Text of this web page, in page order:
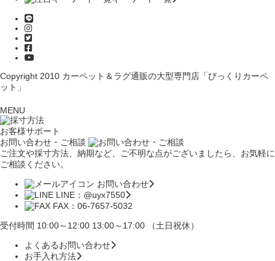
Copyright 2010 カーペット＆ラグ通販の大型専門店「びっくりカーペ
ット」
MENU
お客様サポート
お問い合わせ・ご相談
ご注文や採寸方法、納期など、ご不明な点がございましたら、お気軽に
ご相談ください。
お問い合わせ
LINE：@uyx7550
FAX：06-7657-5032
受付時間 10:00～12:00 13:00～17:00 （土日祝休）
よくあるお問い合わせ
お手入れ方法